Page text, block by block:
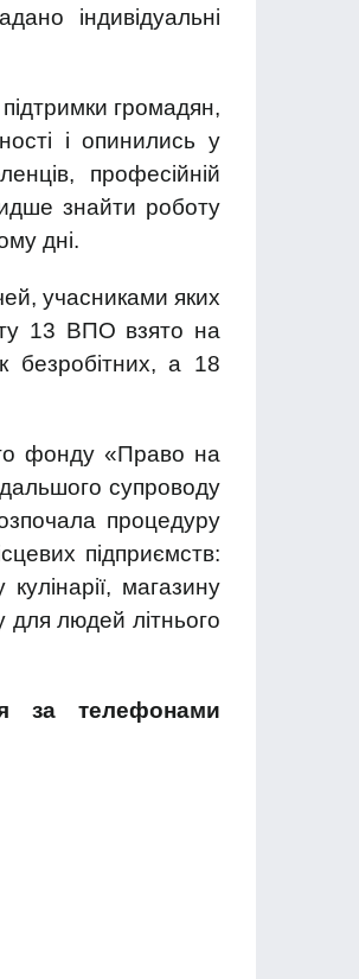
індивідуальні
громадян,
і опинились у
професійній
знайти роботу
дні.
учасниками яких
13 ВПО взято на
безробітних, а 18
фонду «Право на
супроводу
процедуру
підприємств:
магазину
для людей літнього
за телефонами